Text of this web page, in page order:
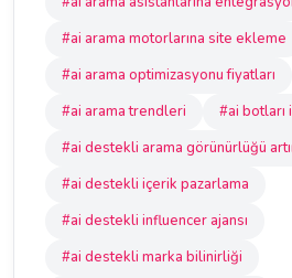
#ai arama motorlarına site ekleme
#ai arama optimizasyonu fiyatları
#ai arama trendleri
#ai botları
#ai destekli arama görünürlüğü
#ai destekli içerik pazarlama
#ai destekli influencer ajansı
#ai destekli marka bilinirliği